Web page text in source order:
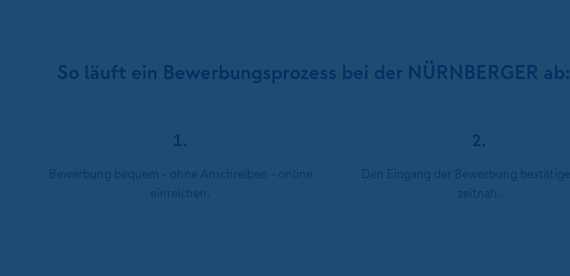
So läuft ein Bewerbungsprozess bei der NÜRNBERGER ab:
1. 2.